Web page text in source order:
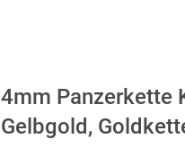
4mm Panzerkette
Gelbgold,